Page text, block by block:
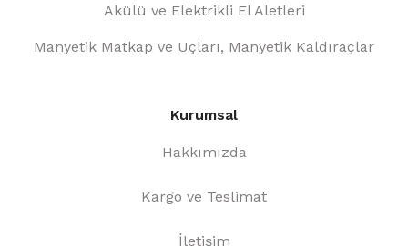
Akülü ve Elektrikli El Aletleri
Manyetik Matkap ve Uçları, Manyetik Kaldıraçlar
Kurumsal
Hakkımızda
Kargo ve Teslimat
İletişim